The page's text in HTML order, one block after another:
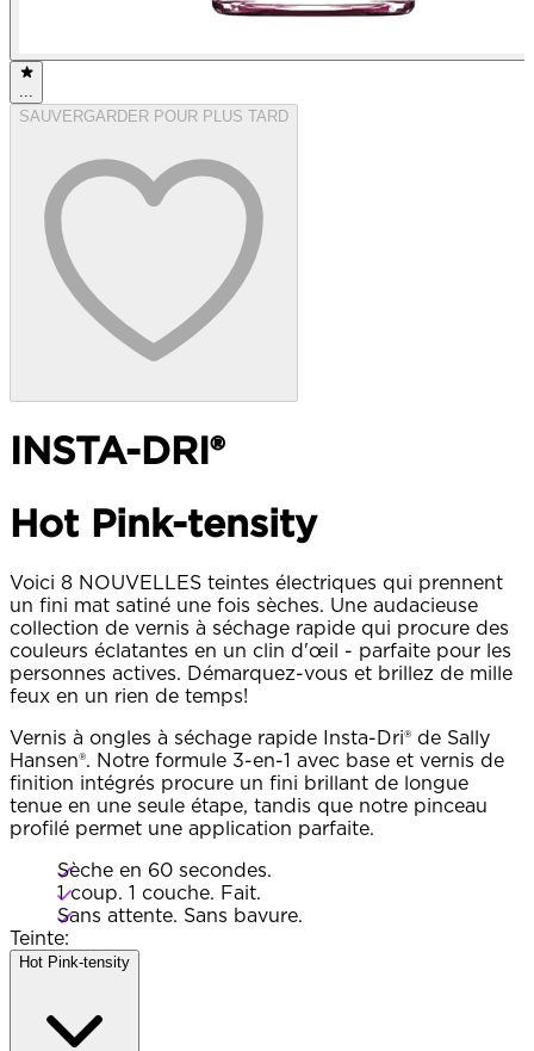
...
SAUVERGARDER POUR PLUS TARD
INSTA-DRI®
Hot Pink-tensity​
Voici 8 NOUVELLES teintes électriques qui prennent
un fini mat satiné une fois sèches. Une audacieuse
collection de vernis à séchage rapide qui procure des
couleurs éclatantes en un clin d'œil - parfaite pour les
personnes actives. Démarquez-vous et brillez de mille
feux en un rien de temps!
Vernis à ongles à séchage rapide Insta-Dri® de Sally
Hansen®. Notre formule 3-en-1 avec base et vernis de
finition intégrés procure un fini brillant de longue
tenue en une seule étape, tandis que notre pinceau
profilé permet une application parfaite.
Sèche en 60 secondes.
1 coup. 1 couche. Fait.
Sans attente. Sans bavure.
Teinte:
Hot Pink-tensity​